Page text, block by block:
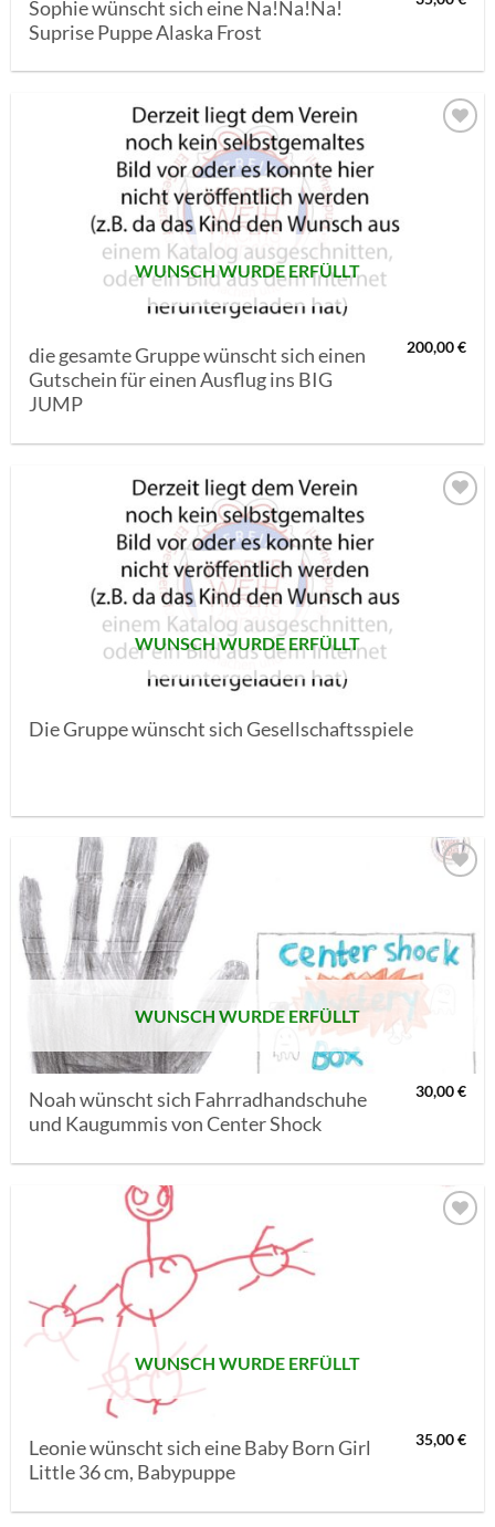
Sophie wünscht sich eine Na!Na!Na!
Suprise Puppe Alaska Frost
WUNSCH WURDE ERFÜLLT
die gesamte Gruppe wünscht sich einen
Gutschein für einen Ausflug ins BIG
JUMP
200,00€
WUNSCH WURDE ERFÜLLT
Die Gruppe wünscht sich Gesellschaftsspiele
SETZEN
WUNSCH WURDE ERFÜLLT
Noah wünscht sich Fahrradhandschuhe
und Kaugummis von Center Shock
30,00€
WUNSCH WURDE ERFÜLLT
Leonie wünscht sich eine Baby Born Girl
Little 36 cm, Babypuppe
35,00€